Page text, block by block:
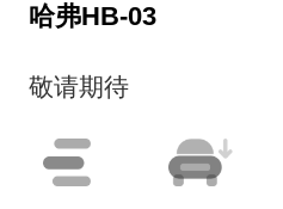
哈弗HB-03
敬请期待